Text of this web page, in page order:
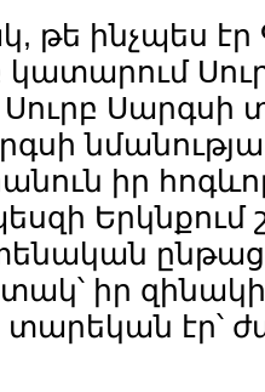
թե ինչպես էր
կատարում
Սարգսի
իր
Երկնքում
իր
տարեկան էր՝